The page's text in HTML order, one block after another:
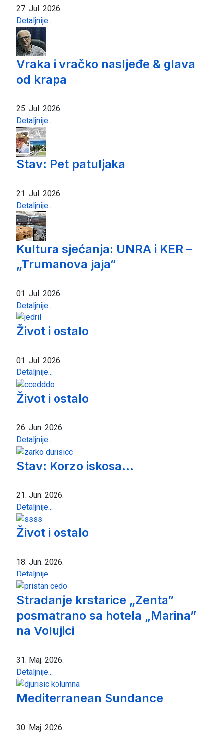
27. Jul. 2026.
Detaljnije...
Vraka i vračko nasljeđe & glava
od krapa
25. Jul. 2026.
Detaljnije...
Stav: Pet patuljaka
21. Jul. 2026.
Detaljnije...
Kultura sjećanja: UNRA i KER –
„Trumanova jaja“
01. Jul. 2026.
Detaljnije...
Život i ostalo
01. Jul. 2026.
Detaljnije...
Život i ostalo
26. Jun. 2026.
Detaljnije...
Stav: Korzo iskosa...
21. Jun. 2026.
Detaljnije...
Život i ostalo
18. Jun. 2026.
Detaljnije...
Stradanje krstarice „Zenta”
posmatrano sa hotela „Marina”
na Volujici
31. Maj. 2026.
Detaljnije...
Mediterranean Sundance
30. Maj. 2026.